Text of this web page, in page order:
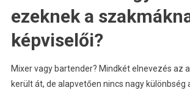
ezeknek a
képviselői?
Mixer vagy bartender? Mindkét elnevezés az
került át, de alapvetően nincs nagy különbség